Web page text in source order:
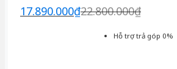
Hỗ trợ trả góp 0%
17.890.000₫22.800.000₫